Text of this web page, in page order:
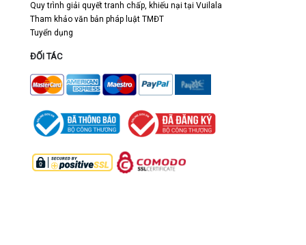
Quy trình giải quyết tranh chấp, khiếu nại tại Vuilala
Tham khảo văn bản pháp luật TMĐT
Tuyển dụng
ĐỐI TÁC